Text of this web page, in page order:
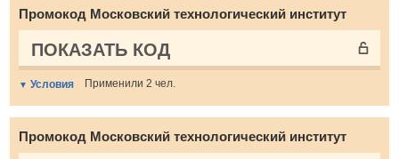
Промокод Московский технологический институт
ПОКАЗАТЬ КОД
Условия Применили 2 чел.
Промокод Московский технологический институт